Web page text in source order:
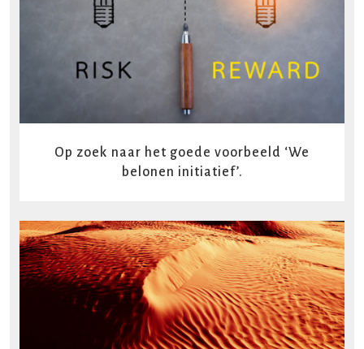
READ MORE
Op zoek naar het goede voorbeeld ‘We
belonen initiatief’.
READ MORE